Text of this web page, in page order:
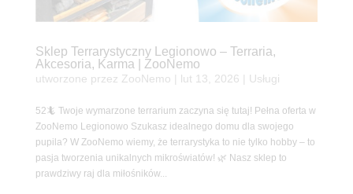
Sklep Terrarystyczny Legionowo – Terraria,
Akcesoria, Karma | ZooNemo
utworzone przez ZooNemo lut 13, 2026 Usługi
52🦎 Twoje wymarzone terrarium zaczyna się tutaj! Pełna oferta w
ZooNemo Legionowo Szukasz idealnego domu dla swojego
pupila? W ZooNemo wiemy, że terrarystyka to nie tylko hobby – to
pasja tworzenia unikalnych mikroświatów! 🌿 Nasz sklep to
prawdziwy raj dla miłośników...